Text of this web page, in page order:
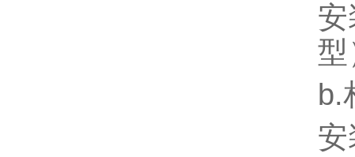
型
b.